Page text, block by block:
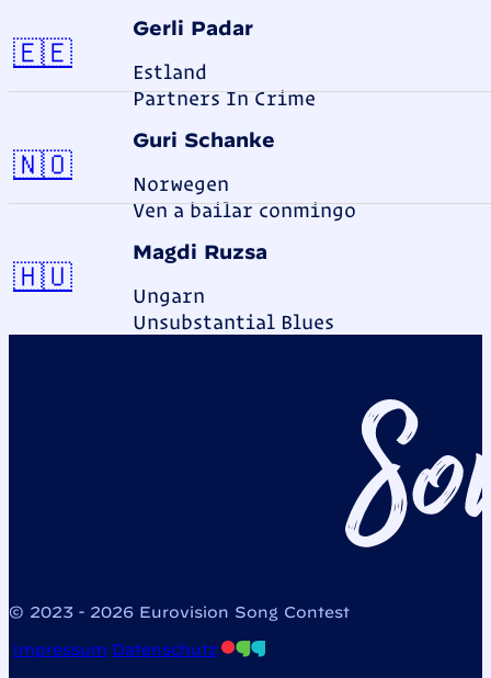
Gerli Padar
Estland
Partners In Crime
🇪🇪Estland
Guri Schanke
Norwegen
Ven a bailar conmingo
🇳🇴Norwegen
Magdi Ruzsa
Ungarn
Unsubstantial Blues
🇭🇺Ungarn
© 2023 - 2026 Eurovision Song Contest
Impressum Datenschutz